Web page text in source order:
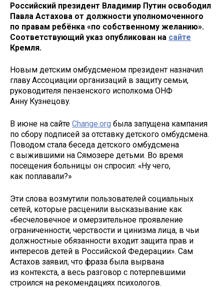
Российский президент Владимир Путин освободил
Павла Астахова от должности уполномоченного
по правам ребёнка «по собственному желанию».
Соответствующий указ опубликован на сайте
Кремля.
Новым детским омбудсменом президент назначил
главу Ассоциации организаций в защиту семьи,
руководителя пензенского исполкома ОНФ
Анну Кузнецову.
В июне на сайте Change.org была запущена кампания
по сбору подписей за отставку детского омбудсмена.
Поводом стала беседа детского омбудсмена
с выжившими на Сямозере детьми. Во время
посещения больницы он спросил: «Ну чего,
как поплавали?»
Эти слова возмутили пользователей социальных
сетей, которые расценили высказывание как
«бесчеловечное и омерзительное проявление
ограниченности, черствости и цинизма лица, в чьи
должностные обязанности входит защита прав и
интересов детей в Российской Федерации». Сам
Астахов заявил, что фраза была вырвана
из контекста, а весь разговор с потерпевшими
строился на рекомендациях психологов.